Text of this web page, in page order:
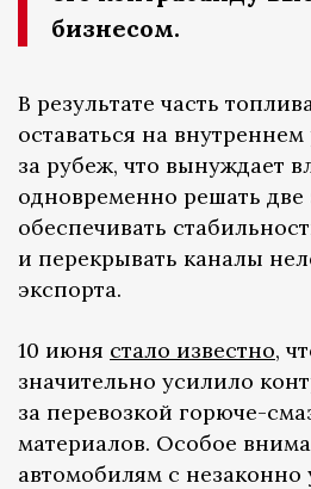
бизнесом.
В результате часть
оставаться на
за рубеж, что вынуждает
одновременно решать две
обеспечивать
и перекрывать каналы
экспорта.
10 июня стало известно,
значительно усилило
за перевозкой горюче-
материалов. Особое
автомобилям с